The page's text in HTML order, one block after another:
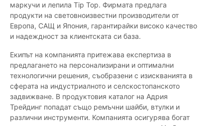
маркучи и лепила Tip Top. Фирмата предлага
продукти на световноизвестни производители от
Европа, САЩ и Япония, гарантирайки високо качество
и надеждност за клиентската си база.
Екипът на компанията притежава експертиза в
предлагането на персонализирани и оптимални
технологични решения, съобразени с изискванията в
сферата на индустриалното и селскостопанското
задвижване. В продуктовия каталог на Адрия
Трейдинг попадат също ремъчни шайби, втулки и
различни инструменти. Компанията осигурява богат